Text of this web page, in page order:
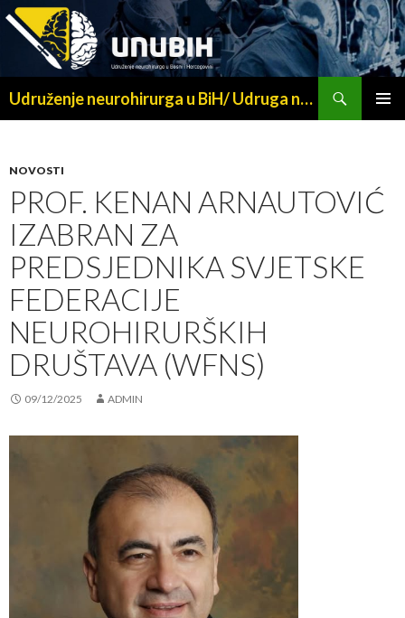
Udruženje neurohirurga u BiH/ Udruga neurokirurga u BiH/ Удружење неурохирурга у БИХ/The association of neurosurgeons in BiH
NOVOSTI
PROF. KENAN ARNAUTOVIĆ
IZABRAN ZA
PREDSJEDNIKA SVJETSKE
FEDERACIJE
NEUROHIRURŠKIH
DRUŠTAVA (WFNS)
09/12/2025 ADMIN